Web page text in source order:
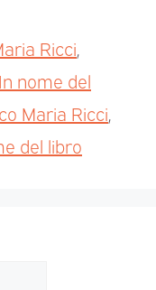
Ricci,
In nome del
Maria Ricci,
del libro